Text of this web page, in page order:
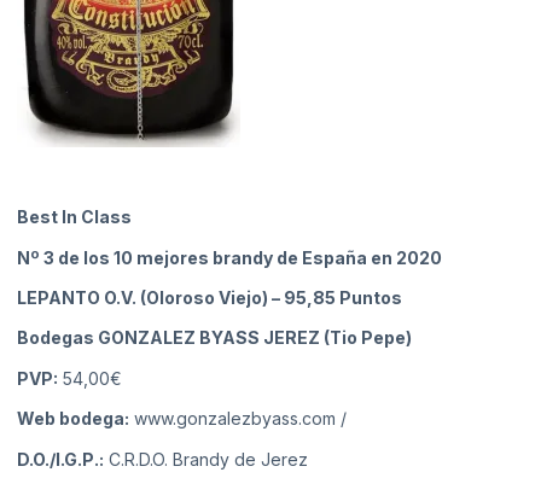
Best In Class
Nº 3 de los 10 mejores brandy de España en 2020
LEPANTO O.V. (Oloroso Viejo) – 95,85 Puntos
Bodegas GONZALEZ BYASS JEREZ (Tio Pepe)
PVP: 54,00€
Web bodega: www.gonzalezbyass.com /
D.O./I.G.P.: C.R.D.O. Brandy de Jerez